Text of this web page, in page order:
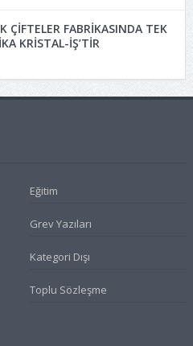
ÇİFTELER FABRİKASINDA TEK
KRİSTAL-İŞ’TİR
Eğitim
Grev Yazıları
Kategori Dışı
Toplu Sözleşme